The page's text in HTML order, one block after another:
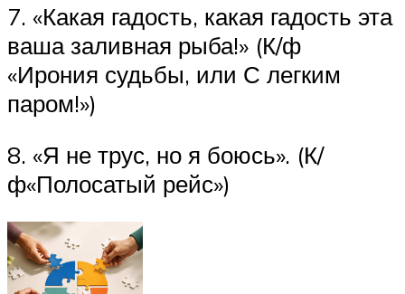
7. «Какая гадость, какая гадость эта
ваша заливная рыба!» (К/ф
«Ирония судьбы, или С легким
паром!»)
8. «Я не трус, но я боюсь». (К/
ф«Полосатый рейс»)